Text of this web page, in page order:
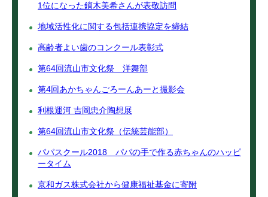
1位になった鏑木美希さんが表敬訪問
地域活性化に関する包括連携協定を締結
高齢者よい歯のコンクール表彰式
第64回流山市文化祭 洋舞部
第4回あかちゃんごろーんあーと撮影会
利根運河 吉岡忠介陶想展
第64回流山市文化祭（伝統芸能部）
パパスクール2018 パパの手で作る赤ちゃんのハッピ
ータイム
京和ガス株式会社から健康福祉基金に寄附